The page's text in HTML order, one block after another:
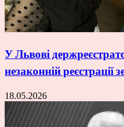
У Львові
незаконній реєстрації
18.05.2026